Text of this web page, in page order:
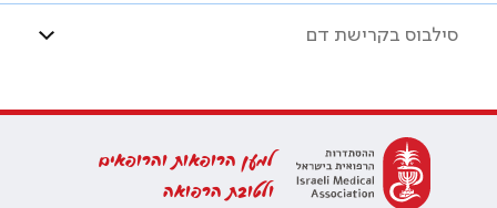
סילבוס בקרישת דם
למען הרופאות והרופאים
ולטובת הרפואה